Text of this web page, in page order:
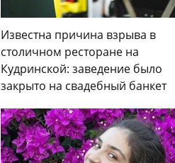
Известна причина взрыва в
столичном ресторане на
Кудринской: заведение было
закрыто на свадебный банкет